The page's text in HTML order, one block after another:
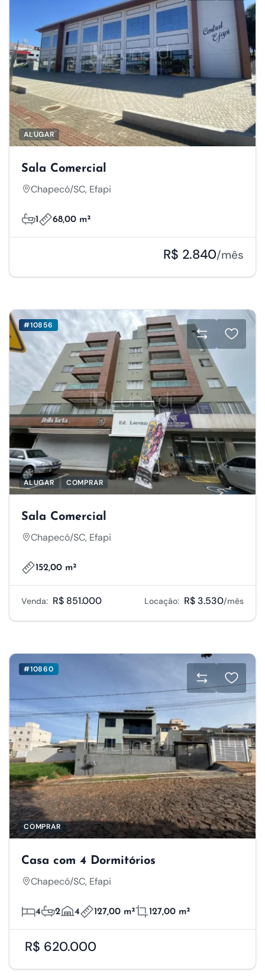
ALUGAR
Sala Comercial
Chapecó/SC, Efapi
1 68,00 m²
R$ 2.840/mês
#10856
ALUGAR COMPRAR
Sala Comercial
Chapecó/SC, Efapi
152,00 m²
Venda: R$ 851.000 Locação: R$ 3.530/mês
#10860
COMPRAR
Casa com 4 Dormitórios
Chapecó/SC, Efapi
4 2 4 127,00 m² 127,00 m²
R$ 620.000